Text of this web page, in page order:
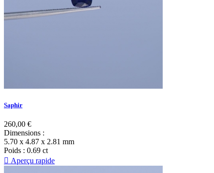
Saphir
260,00 €
Dimensions :
5.70 x 4.87 x 2.81 mm
Poids : 0.69 ct
 Aperçu rapide